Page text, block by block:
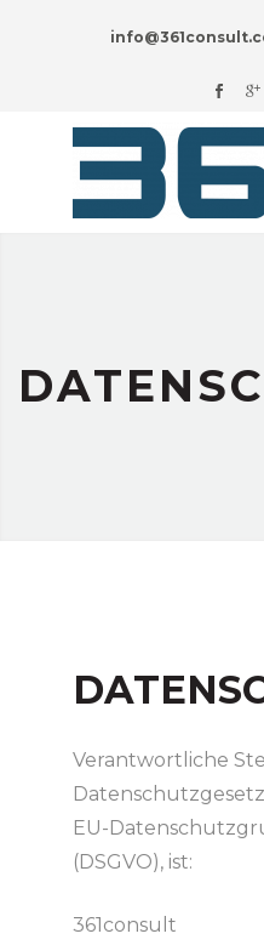
BRANCHEN
Verantwortliche
EU-
(DSGVO), ist:
361consult